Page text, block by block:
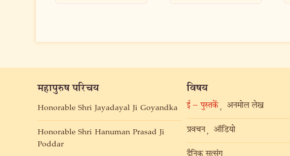
महापुरुष परिचय
Honorable Shri Jayadayal Ji Goyandka
Honorable Shri Hanuman Prasad Ji
Poddar
विषय
ई – पुस्तकें , अनमोल लेख
प्रवचन , ऑडियो
दैनिक सत्संग